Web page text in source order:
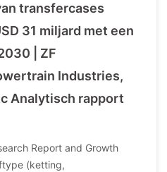
transfercases
31 miljard met een
| ZF
Industries,
Analytisch rapport
Report and Growth
(ketting,